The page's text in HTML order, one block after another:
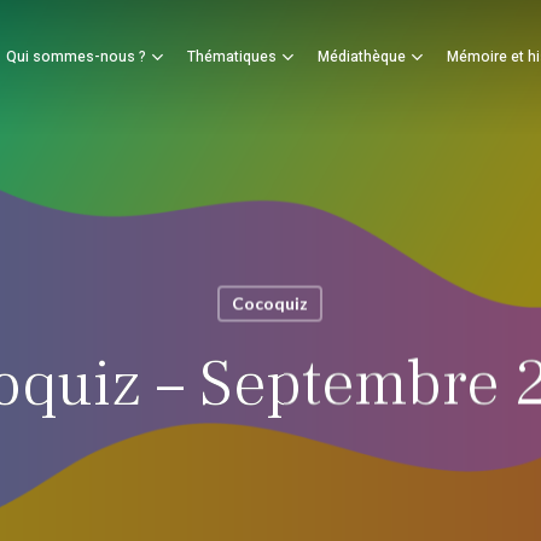
Qui sommes-nous ? Thématiques Médiathèque Mémoire et
Panier
Cocoquiz
– Septembre